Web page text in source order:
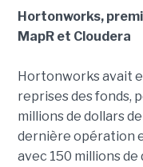
Hortonworks,
MapR et Cloudera
Hortonworks avait
reprises des fonds,
millions de dollars
dernière opération
avec 150 millions de